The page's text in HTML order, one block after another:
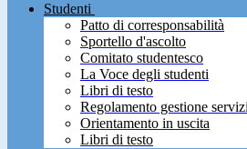
Studenti
Patto di corresponsabilità
Sportello d'ascolto
Comitato studentesco
La Voce degli studenti
Libri di testo
Regolamento gestione
Orientamento in uscita
Libri di testo